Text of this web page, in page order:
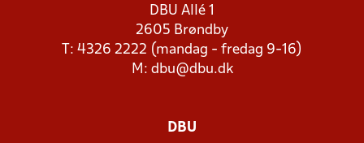
DBU Allé 1
2605 Brøndby
T: 4326 2222 (mandag - fredag 9-16)
M: dbu@dbu.dk
DBU